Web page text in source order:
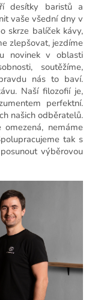
desítky baristů a
vaše všední dny v
skrze balíček kávy,
zlepšovat, jezdíme
novinek v oblasti
soutěžíme,
nás to baví.
Naší filozofií je,
perfektní.
našich odběratelů.
nemáme
tak s
výběrovou